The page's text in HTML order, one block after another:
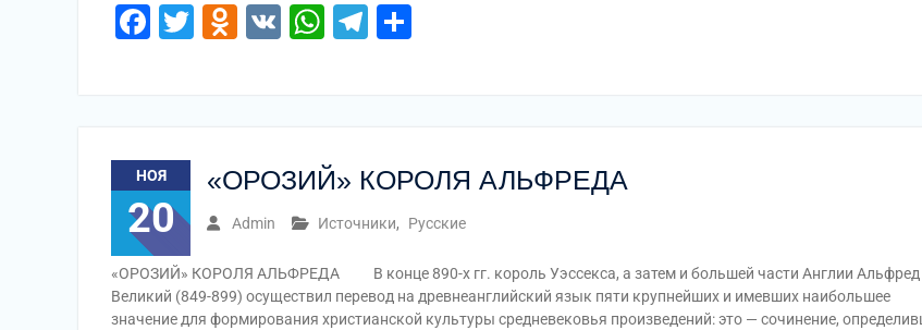
Facebook
Twitter
Odnoklassniki
VK WhatsApp
Telegram
НОЯ
20
«ОРОЗИЙ» КОРОЛЯ АЛЬФРЕДА
Admin Источники, Русские
«ОРОЗИЙ» КОРОЛЯ АЛЬФРЕДА В конце 890-х гг. король Уэссекса, а затем и большей части Англии Альфред
Великий (849-899) осуществил перевод на древнеанглийский язык пяти крупнейших и имевших наибольшее
значение для формирования христианской культуры средневековья произведений: это — сочинение,